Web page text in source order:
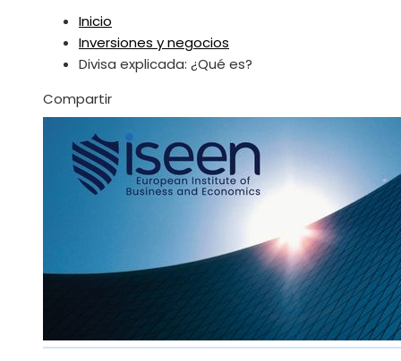
Inicio
Inversiones y negocios
Divisa explicada: ¿Qué es?
Facebook
Twitter
LinkedIn
Pinterest
Stumbleupon
Email
Compartir